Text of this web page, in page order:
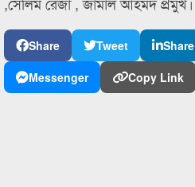
Share Tweet Share
Messenger
Copy Link